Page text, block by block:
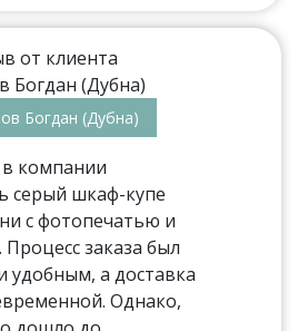
Богдан (Дубна)
в компании
серый шкаф-купе
с фотопечатью и
Процесс заказа был
удобным, а доставка
Однако,